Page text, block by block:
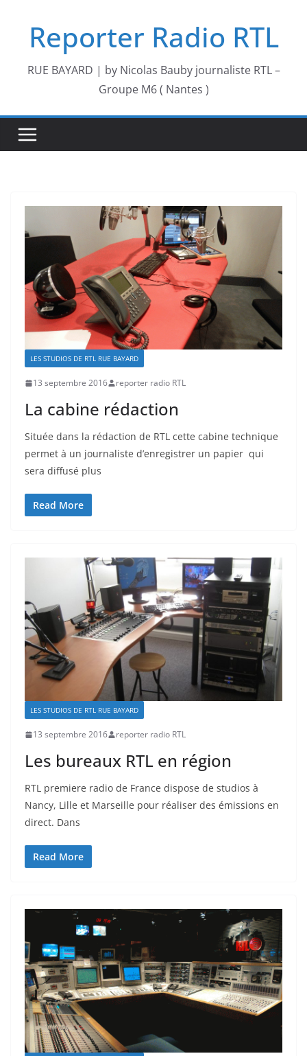
contenuReporter Radio RTL
RUE BAYARD | by Nicolas Bauby journaliste RTL –
Groupe M6 ( Nantes )
LES STUDIOS DE RTL RUE BAYARD
13 septembre 2016 reporter radio RTL
La cabine rédaction
Située dans la rédaction de RTL cette cabine technique
permet à un journaliste d’enregistrer un papier qui
sera diffusé plus
Read More
LES STUDIOS DE RTL RUE BAYARD
13 septembre 2016 reporter radio RTL
Les bureaux RTL en région
RTL premiere radio de France dispose de studios à
Nancy, Lille et Marseille pour réaliser des émissions en
direct. Dans
Read More